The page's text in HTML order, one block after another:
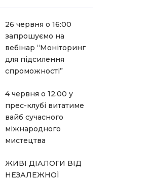
26 червня о 16:00
запрошуємо на
вебінар “Моніторинг
для підсилення
спроможності”
4 червня о 12.00 у
прес-клубі витатиме
вайб сучасного
міжнародного
мистецтва
ЖИВІ ДІАЛОГИ ВІД
НЕЗАЛЕЖНОЇ